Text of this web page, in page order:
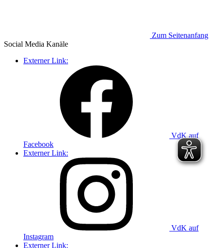
Zum Seitenanfang
Social Media Kanäle
Externer Link:
VdK auf
Facebook
Externer Link:
VdK auf
Instagram
Externer Link: